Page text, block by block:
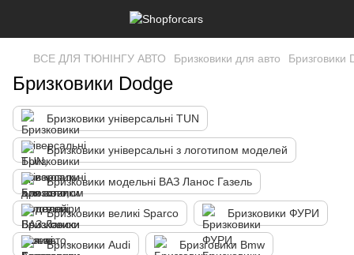
ВСЕ ДЛЯ ТЮНІНГУ АВТО Бризковики для авто Бризговики
Бризковики Dodge
Бризковики універсальні TUN
Бризковики універсальні з логотипом моделей
Бризковики модельні ВАЗ Ланос Газель
Бризковики великі Sparco Бризковики ФУРИ
Бризковики Audi Бризговики Bmw